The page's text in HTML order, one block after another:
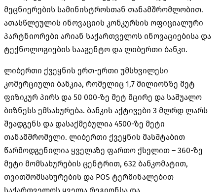
მეცნიერების სამინისტროსთან თანამშრომლობით.
ათასწლეულის ინოვაციის კონკურსის ოფიციალური
პარტნიორები არიან საქართველოს ინოვაციებისა და
ტექნოლოგიების სააგენტო და ლიბერთი ბანკი.
ლიბერთი ქვეყნის ერთ-ერთი უმსხვილესი
კომერციული ბანკია, რომელიც 1,7 მილიონზე მეტ
ფიზიკურ პირს და 50 000-ზე მეტ მცირე და საშუალო
ბიზნესს ემსახურება. ბანკის აქტივები 3 მლრდ ლარს
შეადგენს და დასაქმებულია 4500-ზე მეტი
თანამშრომელი. ლიბერთი ქვეყნის მასშტაბით
წარმოდგენილია ყველაზე ფართო ქსელით – 360-ზე
მეტი მომსახურების ცენტრით, 632 ბანკომატით,
თვითმომსახურების და POS ტერმინალებით
საქართველოს ყველა რეგიონსა და